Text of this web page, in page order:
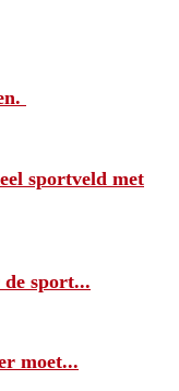
sportveld met
sport...
moet...